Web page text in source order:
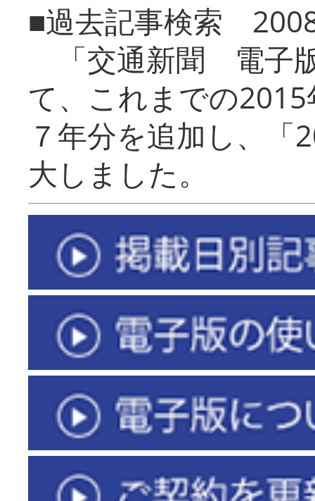
■過去記事検索
「交通新聞 電子
て、これまでの
７年分を追加し、「
大しまし